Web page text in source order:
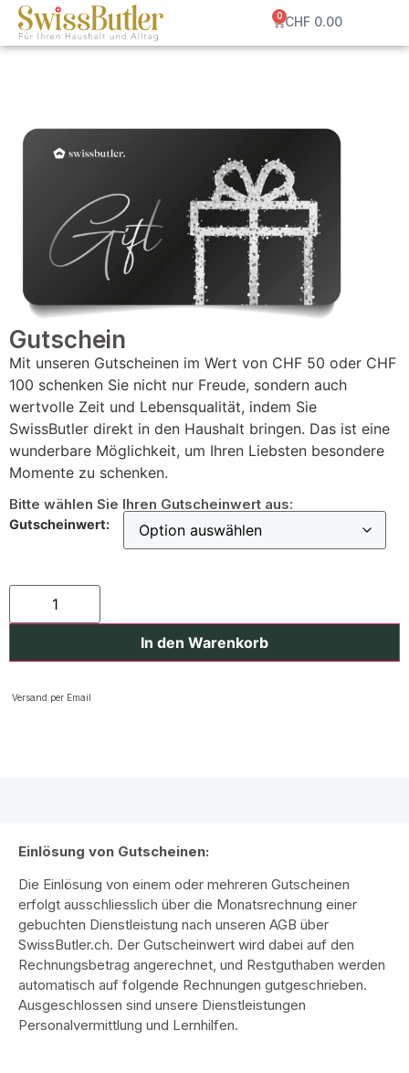
CHF 0.00
0
Gutschein
Mit unseren Gutscheinen im Wert von CHF 50 oder CHF
100 schenken Sie nicht nur Freude, sondern auch
wertvolle Zeit und Lebensqualität, indem Sie
SwissButler direkt in den Haushalt bringen. Das ist eine
wunderbare Möglichkeit, um Ihren Liebsten besondere
Momente zu schenken.
Bitte wählen Sie Ihren Gutscheinwert aus:
Gutscheinwert:
In den Warenkorb
Versand per Email
Einlösung von Gutscheinen:
Die Einlösung von einem oder mehreren Gutscheinen
erfolgt ausschliesslich über die Monatsrechnung einer
gebuchten Dienstleistung nach unseren AGB über
SwissButler.ch. Der Gutscheinwert wird dabei auf den
Rechnungsbetrag angerechnet, und Restguthaben werden
automatisch auf folgende Rechnungen gutgeschrieben.
Ausgeschlossen sind unsere Dienstleistungen
Personalvermittlung und Lernhilfen.